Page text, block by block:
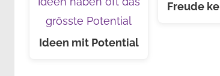
Ideen mit Potential
Freude